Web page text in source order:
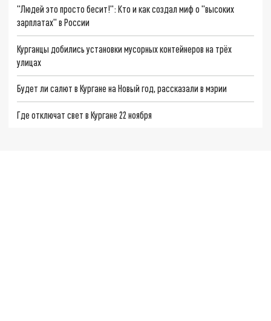
"Людей это просто бесит!": Кто и как создал миф о "высоких
зарплатах" в России
Курганцы добились установки мусорных контейнеров на трёх
улицах
Будет ли салют в Кургане на Новый год, рассказали в мэрии
Где отключат свет в Кургане 22 ноября